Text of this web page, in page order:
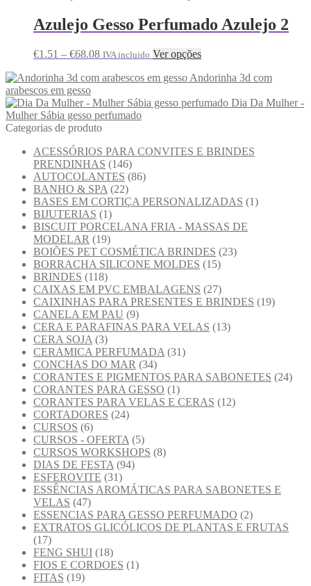
Azulejo Gesso Perfumado Azulejo 2
€1.51 – €68.08 IVA incluido Ver opções
Andorinha 3d com
arabescos em gesso
Dia Da Mulher -
Mulher Sábia gesso perfumado
Categorias de produto
ACESSÓRIOS PARA CONVITES E BRINDES
PRENDINHAS (146)
AUTOCOLANTES (86)
BANHO & SPA (22)
BASES EM CORTIÇA PERSONALIZADAS (1)
BIJUTERIAS (1)
BISCUIT PORCELANA FRIA - MASSAS DE
MODELAR (19)
BOIÕES PET COSMÉTICA BRINDES (23)
BORRACHA SILICONE MOLDES (15)
BRINDES (118)
CAIXAS EM PVC EMBALAGENS (27)
CAIXINHAS PARA PRESENTES E BRINDES (19)
CANELA EM PAU (9)
CERA E PARAFINAS PARA VELAS (13)
CERA SOJA (3)
CERAMICA PERFUMADA (31)
CONCHAS DO MAR (34)
CORANTES E PIGMENTOS PARA SABONETES (24)
CORANTES PARA GESSO (1)
CORANTES PARA VELAS E CERAS (12)
CORTADORES (24)
CURSOS (6)
CURSOS - OFERTA (5)
CURSOS WORKSHOPS (8)
DIAS DE FESTA (94)
ESFEROVITE (31)
ESSÊNCIAS AROMÁTICAS PARA SABONETES E
VELAS (47)
ESSENCIAS PARA GESSO PERFUMADO (2)
EXTRATOS GLICÓLICOS DE PLANTAS E FRUTAS
(17)
FENG SHUI (18)
FIOS E CORDOES (1)
FITAS (19)